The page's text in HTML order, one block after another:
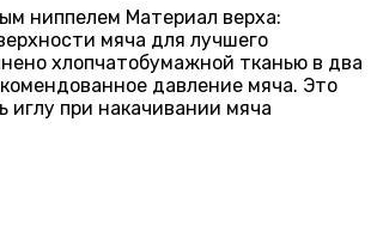
ниппелем Материал верха:
мяча для лучшего
хлопчатобумажной тканью в два
давление мяча. Это
при накачивании мяча